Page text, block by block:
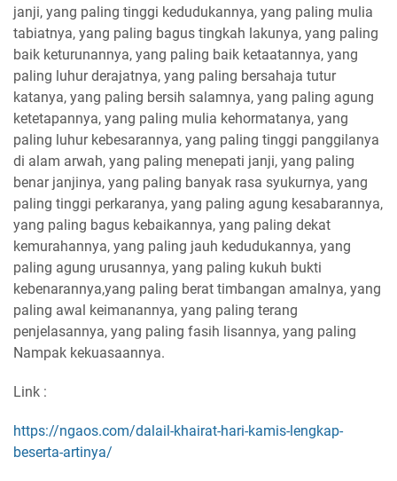
janji, yang paling tinggi kedudukannya, yang paling mulia
tabiatnya, yang paling bagus tingkah lakunya, yang paling
baik keturunannya, yang paling baik ketaatannya, yang
paling luhur derajatnya, yang paling bersahaja tutur
katanya, yang paling bersih salamnya, yang paling agung
ketetapannya, yang paling mulia kehormatanya, yang
paling luhur kebesarannya, yang paling tinggi panggilanya
di alam arwah, yang paling menepati janji, yang paling
benar janjinya, yang paling banyak rasa syukurnya, yang
paling tinggi perkaranya, yang paling agung kesabarannya,
yang paling bagus kebaikannya, yang paling dekat
kemurahannya, yang paling jauh kedudukannya, yang
paling agung urusannya, yang paling kukuh bukti
kebenarannya,yang paling berat timbangan amalnya, yang
paling awal keimanannya, yang paling terang
penjelasannya, yang paling fasih lisannya, yang paling
Nampak kekuasaannya.
Link :
https://ngaos.com/dalail-khairat-hari-kamis-lengkap-
beserta-artinya/